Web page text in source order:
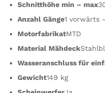
Schnitthöhe min – max
Anzahl Gänge1 vorwärts
MotorfabrikatMTD
Material Mähdeck
Wasseranschluss für
Gewicht149 kg